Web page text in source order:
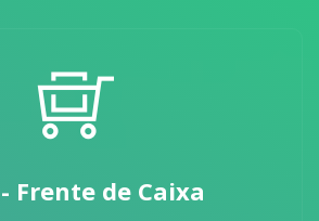
- Frente de Caixa